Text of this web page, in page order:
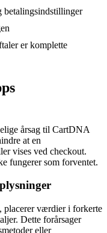
betalingsindstillinger
er komplette
årsag til CartDNA
at en
vises ved checkout.
fungerer som forventet.
placerer værdier i forkerte
Dette forårsager
eller